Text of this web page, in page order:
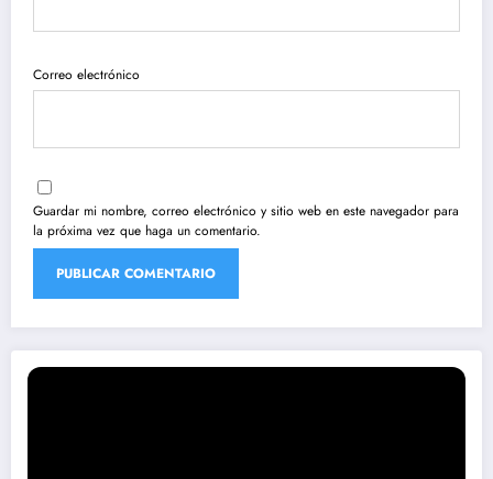
Correo electrónico
Guardar mi nombre, correo electrónico y sitio web en este navegador para
la próxima vez que haga un comentario.